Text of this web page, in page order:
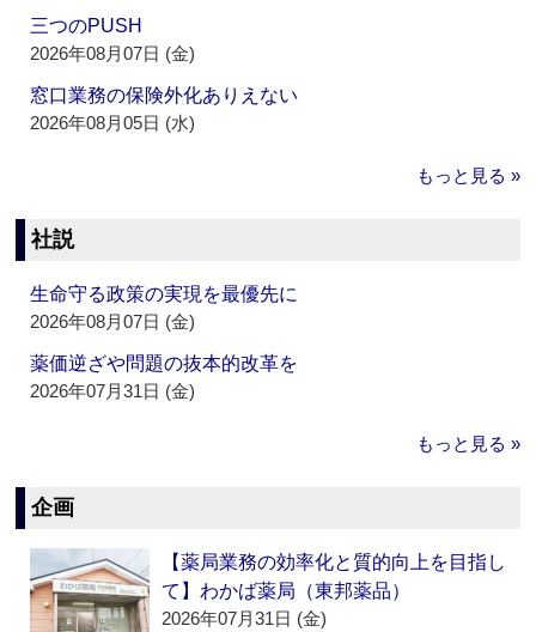
三つのPUSH
2026年08月07日 (金)
窓口業務の保険外化ありえない
2026年08月05日 (水)
もっと見る »
社説
生命守る政策の実現を最優先に
2026年08月07日 (金)
薬価逆ざや問題の抜本的改革を
2026年07月31日 (金)
もっと見る »
企画
【薬局業務の効率化と質的向上を目指し
て】わかば薬局（東邦薬品）
2026年07月31日 (金)